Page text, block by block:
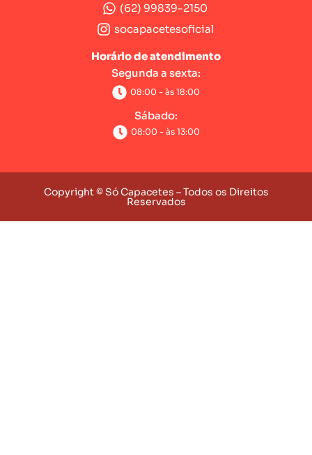
(62) 99839-2150
socapacetesoficial
Horário de atendimento
Segunda a sexta:
08:00 - às 18:00
Sábado:
08:00 - às 13:00
Copyright © Só Capacetes – Todos os Direitos
Reservados